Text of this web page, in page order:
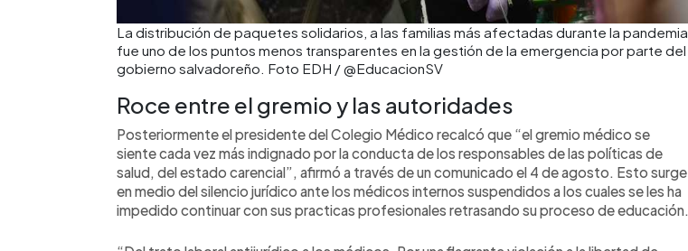
La distribución de paquetes solidarios, a las familias más afectadas durante la pandemia,
fue uno de los puntos menos transparentes en la gestión de la emergencia por parte del
gobierno salvadoreño. Foto EDH / @EducacionSV
Roce entre el gremio y las autoridades
Posteriormente el presidente del Colegio Médico recalcó que “el gremio médico se
siente cada vez más indignado por la conducta de los responsables de las políticas de
salud, del estado carencial”, afirmó a través de un comunicado el 4 de agosto. Esto surge
en medio del silencio jurídico ante los médicos internos suspendidos a los cuales se les ha
impedido continuar con sus practicas profesionales retrasando su proceso de educación.